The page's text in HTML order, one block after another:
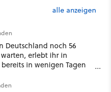
alle anzeigen
Deutschland noch 56
warten, erlebt ihr in
in wenigen Tagen